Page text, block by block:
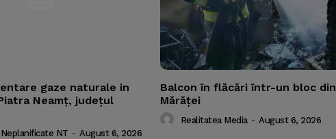
gaze naturale in
Neamț, județul
NT - August 6, 2026
Balcon în flăcări într-un bloc din
Mărăţei
Realitatea Media - August 6, 2026